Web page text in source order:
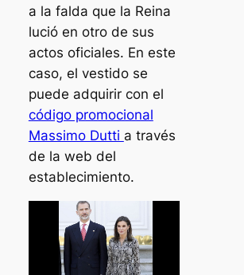
a la falda que la Reina
lució en otro de sus
actos oficiales. En este
caso, el vestido se
puede adquirir con el
código promocional
Massimo Dutti a través
de la web del
establecimiento.